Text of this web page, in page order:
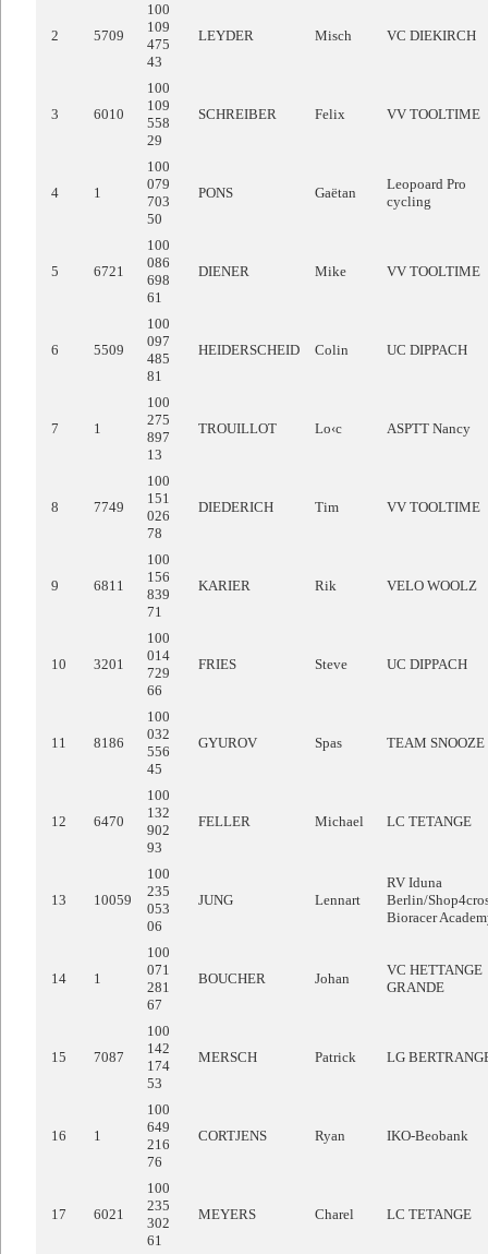
2 5709
100
109
475
43
LEYDER Misch VC DIEKIRCH
3 6010
100
109
558
29
SCHREIBER Felix VV TOOLTIME
4 1
100
079
703
50
PONS Gaëtan
Leopoard Pro
cycling
5 6721
100
086
698
61
DIENER Mike VV TOOLTIME
6 5509
100
097
485
81
HEIDERSCHEID Colin UC DIPPACH
7 1
100
275
897
13
TROUILLOT Lo‹c ASPTT Nancy
8 7749
100
151
026
78
DIEDERICH Tim VV TOOLTIME
9 6811
100
156
839
71
KARIER Rik VELO WOOLZ
10 3201
100
014
729
66
FRIES Steve UC DIPPACH
11 8186
100
032
556
45
GYUROV Spas TEAM SNOOZE
12 6470
100
132
902
93
FELLER Michael LC TETANGE
13 10059
100
235
053
06
JUNG Lennart
RV Iduna
Berlin/
Bioracer
14 1
100
071
281
67
BOUCHER Johan
VC HETTANGE
GRANDE
15 7087
100
142
174
53
MERSCH Patrick LG
16 1
100
649
216
76
CORTJENS Ryan IKO-Beobank
17 6021
100
235
302
61
MEYERS Charel LC TETANGE